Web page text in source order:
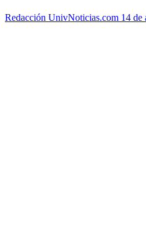
Redacción UnivNoticias.com 14 de